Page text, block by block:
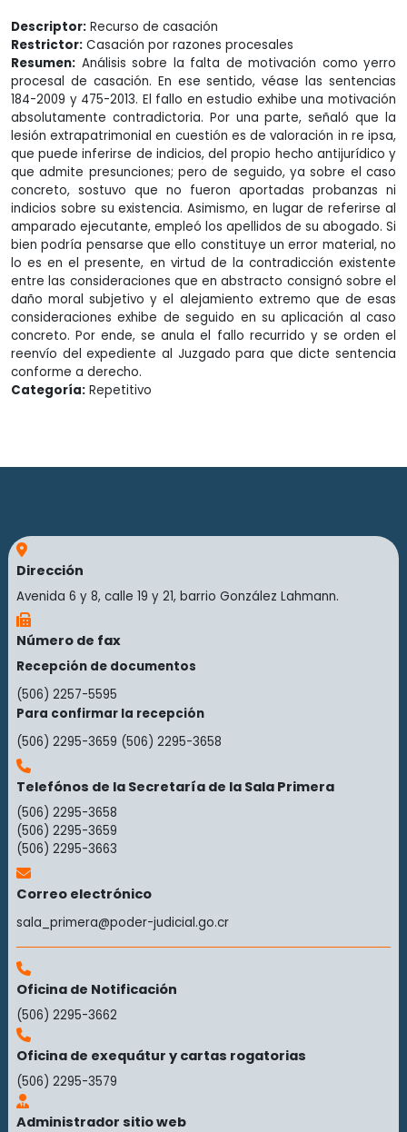
Descriptor: Recurso de casación
Restrictor: Casación por razones procesales
Resumen: Análisis sobre la falta de motivación como yerro
procesal de casación. En ese sentido, véase las sentencias
184-2009 y 475-2013. El fallo en estudio exhibe una motivación
absolutamente contradictoria. Por una parte, señaló que la
lesión extrapatrimonial en cuestión es de valoración in re ipsa,
que puede inferirse de indicios, del propio hecho antijurídico y
que admite presunciones; pero de seguido, ya sobre el caso
concreto, sostuvo que no fueron aportadas probanzas ni
indicios sobre su existencia. Asimismo, en lugar de referirse al
amparado ejecutante, empleó los apellidos de su abogado. Si
bien podría pensarse que ello constituye un error material, no
lo es en el presente, en virtud de la contradicción existente
entre las consideraciones que en abstracto consignó sobre el
daño moral subjetivo y el alejamiento extremo que de esas
consideraciones exhibe de seguido en su aplicación al caso
concreto. Por ende, se anula el fallo recurrido y se orden el
reenvío del expediente al Juzgado para que dicte sentencia
conforme a derecho.
Categoría: Repetitivo
Dirección
Avenida 6 y 8, calle 19 y 21, barrio González Lahmann.
Número de fax
Recepción de documentos
(506) 2257-5595
Para confirmar la recepción
(506) 2295-3659 (506) 2295-3658
Telefónos de la Secretaría de la Sala Primera
(506) 2295-3658
(506) 2295-3659
(506) 2295-3663
Correo electrónico
sala_primera@poder-judicial.go.cr
Oficina de Notificación
(506) 2295-3662
Oficina de exequátur y cartas rogatorias
(506) 2295-3579
Administrador sitio web